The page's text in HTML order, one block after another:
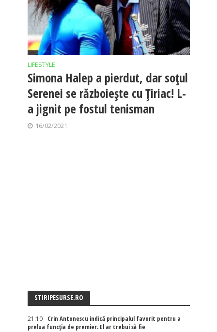
LIFESTYLE
Simona Halep a pierdut, dar soțul
Serenei se războiește cu Țiriac! L-
a jignit pe fostul tenisman
16/02/2021
STIRIPESURSE.RO
21:10
Crin Antonescu indică principalul favorit pentru a
prelua funcția de premier: El ar trebui să fie